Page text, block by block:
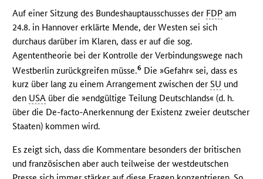
Auf einer Sitzung des Bundeshauptausschusses der FDP am
24.8. in Hannover erklärte Mende, der Westen sei sich
durchaus darüber im Klaren, dass er auf die sog.
Agententheorie bei der Kontrolle der Verbindungswege nach
Westberlin zurückgreifen müsse.6 Die »Gefahr« sei, dass es
kurz über lang zu einem Arrangement zwischen derSU und
den USA über die »endgültige Teilung Deutschlands« (d. h.
über die De-facto-Anerkennung der Existenz zweier deutscher
Staaten) kommen wird.
Es zeigt sich, dass die Kommentare besonders der britischen
und französischen aber auch teilweise der westdeutschen